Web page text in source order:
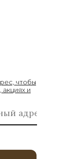
чтобы
акциях и